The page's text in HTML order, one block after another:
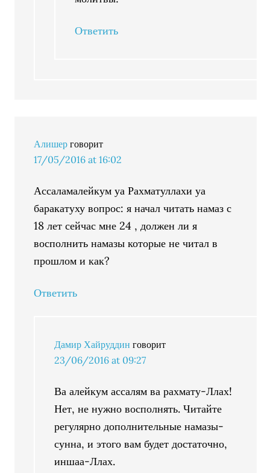
Ответить
Алишер говорит
17/05/2016 at 16:02
Ассаламалейкум уа Рахматуллахи уа
баракатуху вопрос: я начал читать намаз с
18 лет сейчас мне 24 , должен ли я
восполнить намазы которые не читал в
прошлом и как?
Ответить
Дамир Хайруддин говорит
23/06/2016 at 09:27
Ва алейкум ассалям ва рахмату-Ллах!
Нет, не нужно восполнять. Читайте
регулярно дополнительные намазы-
сунна, и этого вам будет достаточно,
иншаа-Ллах.